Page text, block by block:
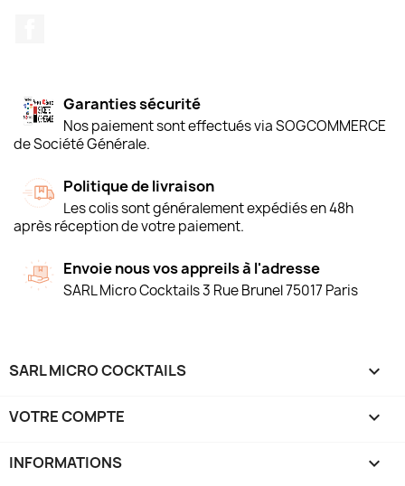
Garanties sécurité
Nos paiement sont effectués via SOGCOMMERCE
de Société Générale.
Politique de livraison
Les colis sont généralement expédiés en 48h
après réception de votre paiement.
Envoie nous vos appreils à l'adresse
SARL Micro Cocktails 3 Rue Brunel 75017 Paris
SARL MICRO COCKTAILS 
VOTRE COMPTE 
INFORMATIONS keyboard_arrow_down